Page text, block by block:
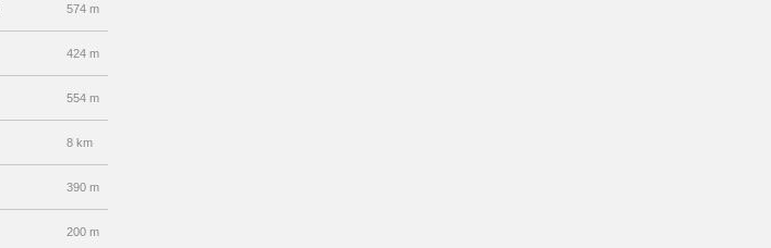
574 m
424 m
554 m
8 km
390 m
200 m